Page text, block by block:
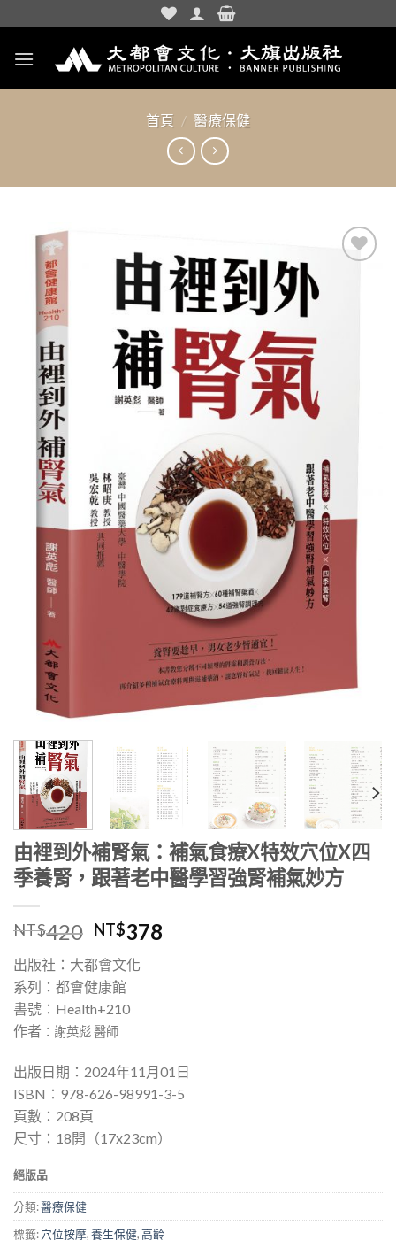
to
content
首頁 / 醫療保健
由裡到外補腎氣：補氣食療X特效穴位X四
季養腎，跟著老中醫學習強腎補氣妙方
NT$420 NT$378
出版社：大都會文化
系列：都會健康館
書號：Health+210
作者 ：謝英彪 醫師
出版日期：2024年11月01日
ISBN：978-626-98991-3-5
頁數：208頁
尺寸：18開（17x23cm）
絕版品
分類:醫療保健
標籤:穴位按摩,養生保健,高齡